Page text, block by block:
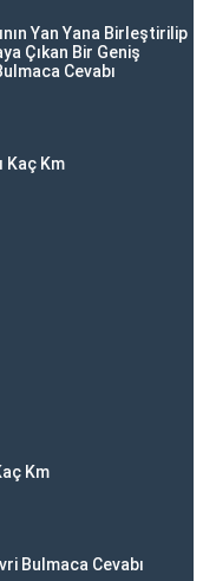
Yan Yana Birleştirilip
Çıkan Bir Geniş
Cevabı
Kaç Km
Km
Bulmaca Cevabı